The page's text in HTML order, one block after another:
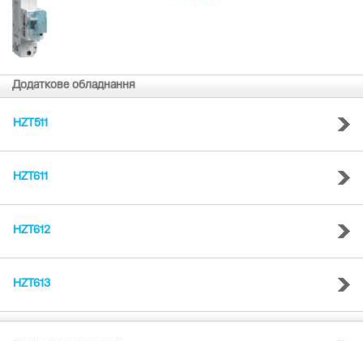
Додаткове обладнання
HZT511
HZT611
HZT612
HZT613